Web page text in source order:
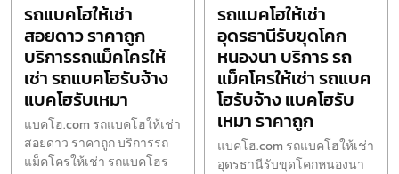
รถแบคโฮให้เช่า
สอยดาว ราคาถูก
บริการรถแม็คโครให้
เช่า รถแบคโฮรับจ้าง
แบคโฮรับเหมา
แบคโฮ.com รถแบคโฮให้เช่า
สอยดาว ราคาถูก บริการรถ
แม็คโครให้เช่า รถแบคโฮร
รถแบคโฮให้เช่า
อุดรธานีรับขุดโคก
หนองนา บริการ รถ
แม็คโครให้เช่า รถแบค
โฮรับจ้าง แบคโฮรับ
เหมา ราคาถูก
แบคโฮ.com รถแบคโฮให้เช่า
อุดรธานีรับขุดโคกหนองนา